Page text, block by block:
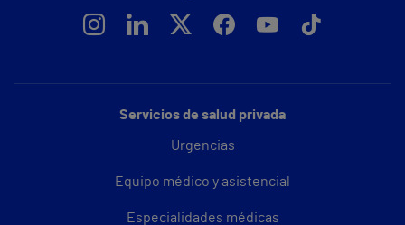
Servicios de salud privada
Urgencias
Equipo médico y asistencial
Especialidades médicas